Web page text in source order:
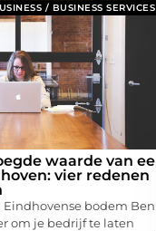
/ BUSINESS SERVICES
waarde van
vier redenen
bodem
om je bedrijf te laten